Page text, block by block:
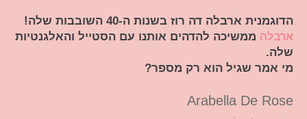
הדוגמנית ארבלה דה רוז בשנות ה-40 השובבות שלה!
ארבלה ממשיכה להדהים אותנו עם הסטייל והאלגנטיות
שלה.
מי אמר שגיל הוא רק מספר?
Arabella De Rose